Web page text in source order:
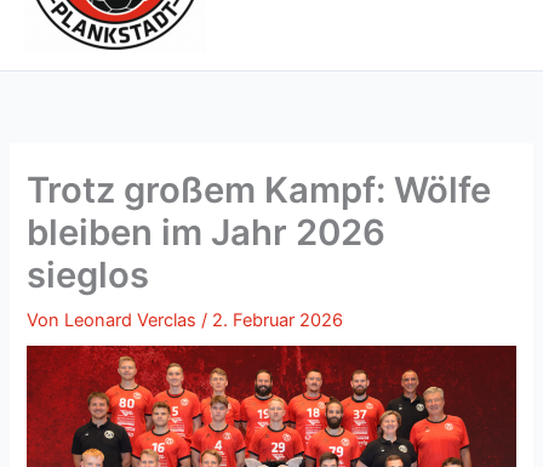
Trotz großem Kampf: Wölfe
bleiben im Jahr 2026
sieglos
Von Leonard Verclas/ 2. Februar 2026